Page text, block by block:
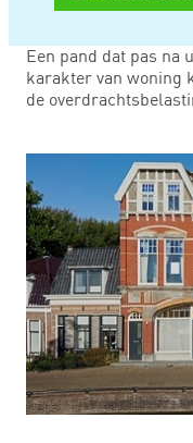
Een pand dat pas na
karakter van woning
de